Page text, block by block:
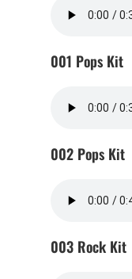
001 Pops Kit
002 Pops Kit
003 Rock Kit